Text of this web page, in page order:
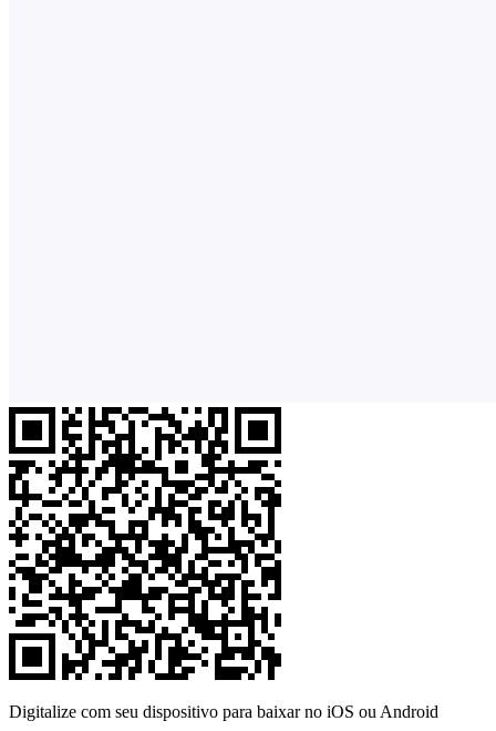
Digitalize com seu dispositivo para baixar no iOS ou Android